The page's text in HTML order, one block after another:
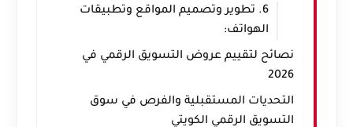
6. تطوير وتصميم المواقع وتطبيقات
الهواتف:
نصائح لتقييم عروض التسويق الرقمي في
2026
التحديات المستقبلية والفرص في سوق
التسويق الرقمي الكويتي